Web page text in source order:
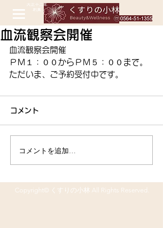
血流観察会開催
血流観察会開催
ＰＭ１：００からＰＭ５：００まで。
ただいま、ご予約受付中です。
コメント
コメントを追加…
Copyright© くすりの小林 All Rights Reserved.